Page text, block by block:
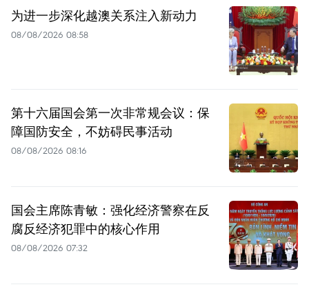
为进一步深化越澳关系注入新动力
08/08/2026 08:58
第十六届国会第一次非常规会议：保
障国防安全，不妨碍民事活动
08/08/2026 08:16
国会主席陈青敏：强化经济警察在反
腐反经济犯罪中的核心作用
08/08/2026 07:32